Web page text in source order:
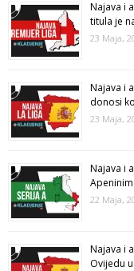
Najava i
titula je
23 Maja,
Najava i
donosi
23 Maja,
Najava i
22 Maja,
Najava i
Ovijedu